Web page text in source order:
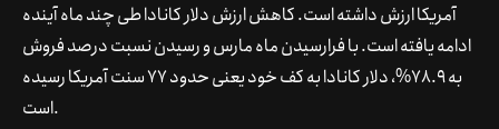
آمریکا ارزش داشته است. کاهش ارزش دلار کانادا طی چند ماه آینده
ادامه یافته است. با فرارسیدن ماه مارس و رسیدن نسبت درصد فروش
به 78.9%، دلار کانادا به کف خود یعنی حدود 77 سنت آمریکا رسیده
است.